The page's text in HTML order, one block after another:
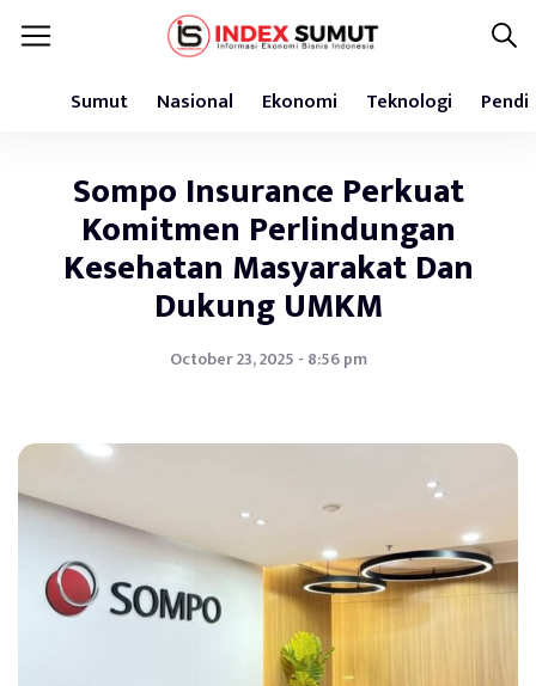
Sumut Nasional Ekonomi Teknologi
Sompo Insurance Perkuat
Komitmen Perlindungan
Kesehatan Masyarakat Dan
Dukung UMKM
October 23, 2025 - 8:56 pm